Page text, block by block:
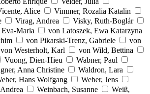
Alice
Vimmer, Rozalia Katalin
Virag, Andrea
Visky, Ruth-Boglár
Maria
von Latoszek, Ewa Katarzyna
von Pikarski-Trenz, Gabriele
von
von Westerholt, Karl
von Wild, Bettina
Vuong, Dien-Hieu
Wabner, Paul
Anna Christine
Waldron, Lara
Hans Wolfgang
Weber, Jens
Weinbach, Susanne
Weiß,